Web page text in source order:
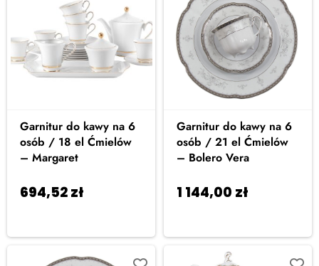
Garnitur do kawy na 6
osób / 18 el Ćmielów
– Margaret
694,52zł
Garnitur do kawy na 6
osób / 21 el Ćmielów
– Bolero Vera
1 144,00 zł